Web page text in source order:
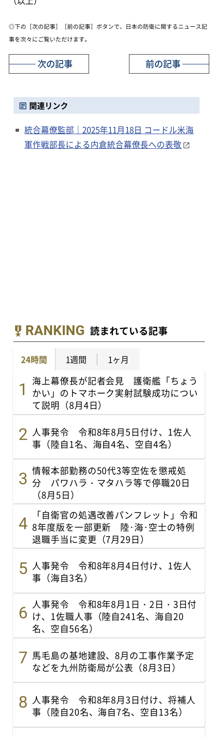
◎下の［次の記事］［前の記事］ボタンで、日本の防衛に関するニュース記
事を次々にご覧いただけます。
前の記事
次の記事
関連リンク
統合幕僚監部｜2025年11月18日 コードル米海
軍作戦部長による内倉統合幕僚長への表敬
RANKING 読まれている記事
24時間 1週間 1ヶ月
海上幕僚長が記者会見 護衛艦「ちょう
かい」のトマホーク実射試験成功につい
て説明（8月4日）
人事発令 令和8年8月5日付け、1佐人
事（陸自1名、海自4名、空自4名）
情報本部勤務の50代3等空佐を懲戒処
分 パワハラ・マタハラ等で停職20日
（8月5日）
「自衛官の処遇改善パンフレット」令和
8年度版を一部更新 陸･海･空士の特例
退職手当に変更（7月29日）
人事発令 令和8年8月4日付け、1佐人
事（海自3名）
人事発令 令和8年8月1日・2日・3日付
け、1佐職人事（陸自241名、海自20
名、空自56名）
馬毛島の基地建設、8月の工事作業予定
などを九州防衛局が公表（8月3日）
人事発令 令和8年8月3日付け、将補人
事（陸自20名、海自7名、空自13名）